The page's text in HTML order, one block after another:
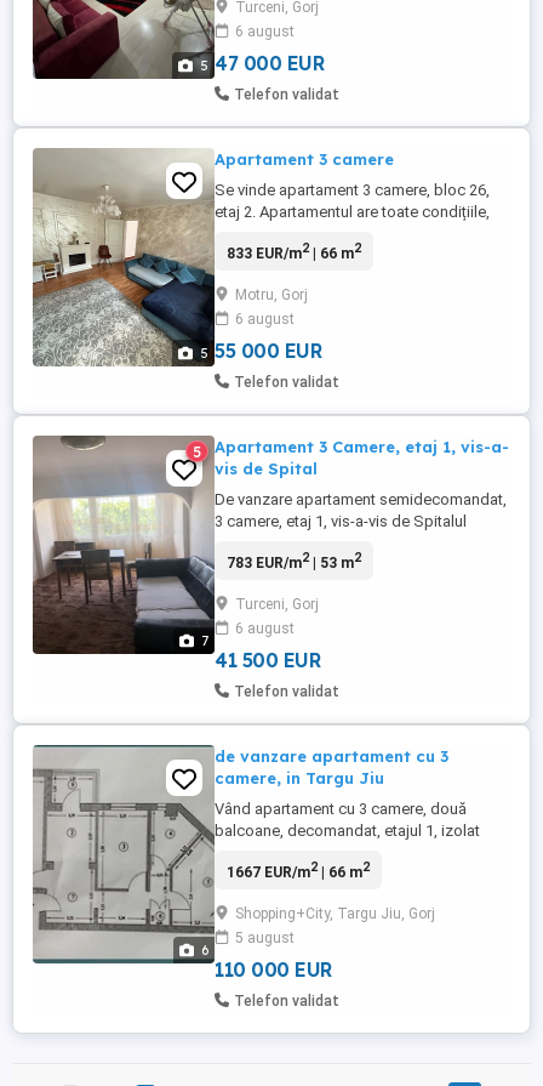
5
open space. Accept schimb cu casa in
zona apropiata.
Turceni, Gorj
6 august
47 000 EUR
Telefon validat
5
Apartament 3 camere
Se vinde apartament 3 camere, bloc 26,
etaj 2. Apartamentul are toate condițiile,
necesita îmbunătățiri
833 EUR/m2| 66 m2
Motru, Gorj
6 august
55 000 EUR
Telefon validat
7
5
Apartament 3 Camere, etaj 1, vis-a-
vis de Spital
De vanzare apartament semidecomandat,
3 camere, etaj 1, vis-a-vis de Spitalul
Apartamentul este utilat si amenajat, cu
schimate, ferestre termopan, boiler;
utilitati: curent, apa, gaz. Apartamentul
este bine intretinut ...
783 EUR/m2| 53 m2
Turceni, Gorj
6 august
41 500 EUR
Telefon validat
6
de vanzare apartament cu 3
camere, in Targu Jiu
Vând apartament cu 3 camere, două
balcoane, decomandat, etajul 1, izolat
termica, usi schimbate, anul constructiei
1667 EUR/m2| 66 m2
Shopping+City, Targu Jiu, Gorj
5 august
110 000 EUR
Telefon validat